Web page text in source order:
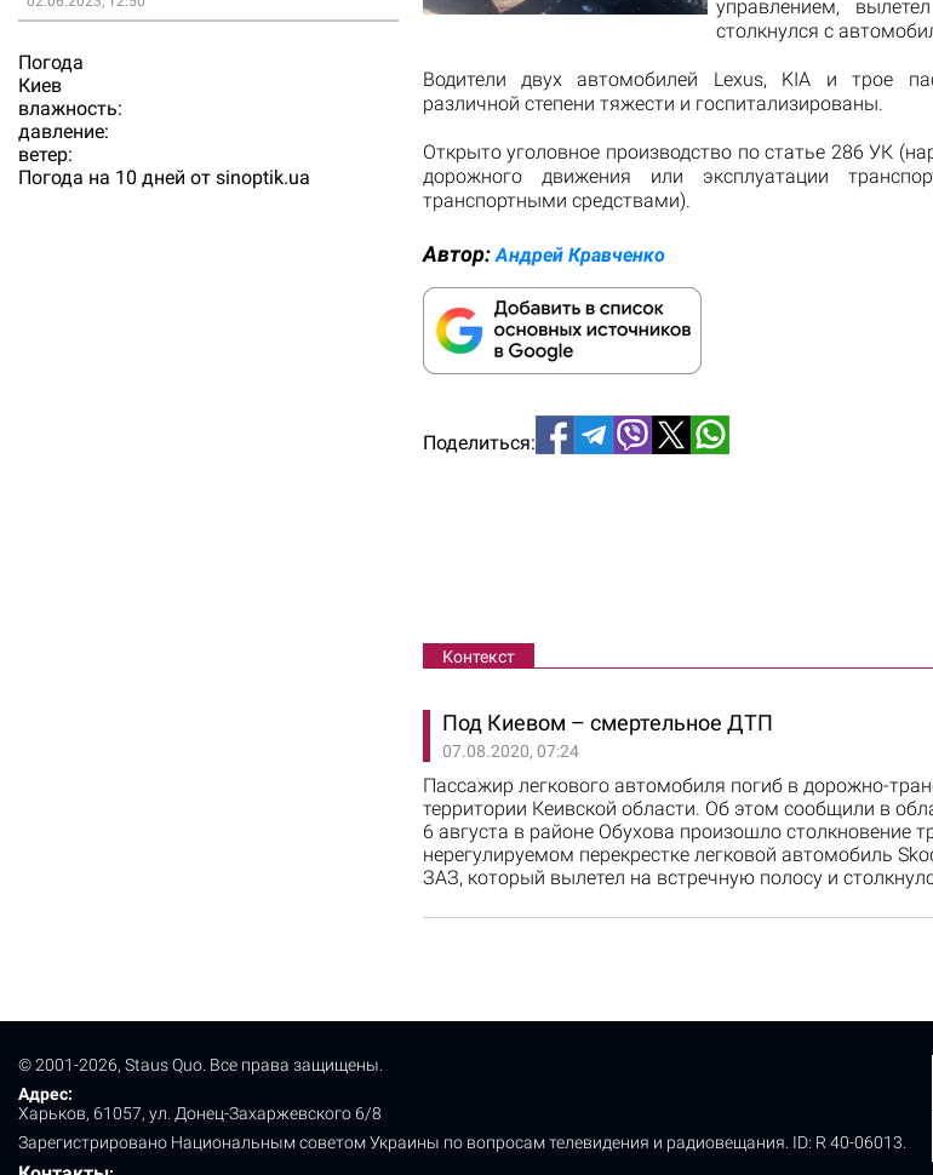
Погода
Киев
влажность:
давление:
ветер:
Погода на 10 дней от sinoptik.ua
управлением,
столкнулся с
Водители двух автомобилей Lexus, KIA и трое
различной степени тяжести и госпитализированы.
Открыто уголовное производство по статье 286 УК
дорожного движения или эксплуатации
транспортными средствами).
Автор: Андрей Кравченко
Поделиться:
Контекст
Под Киевом – смертельное ДТП
07.08.2020, 07:24
Пассажир легкового автомобиля погиб в дорожно-
территории Кеивской области. Об этом сообщили в
6 августа в районе Обухова произошло столкновение
нерегулируемом перекрестке легковой автомобиль
ЗАЗ, который вылетел на встречную полосу и
© 2001-2026, Staus Quo. Все права защищены.
Адрес:
Харьков, 61057, ул. Донец-Захаржевского 6/8
Зарегистрировано Национальным советом Украины по вопросам телевидения и радиовещания. ID: R 40-06013.